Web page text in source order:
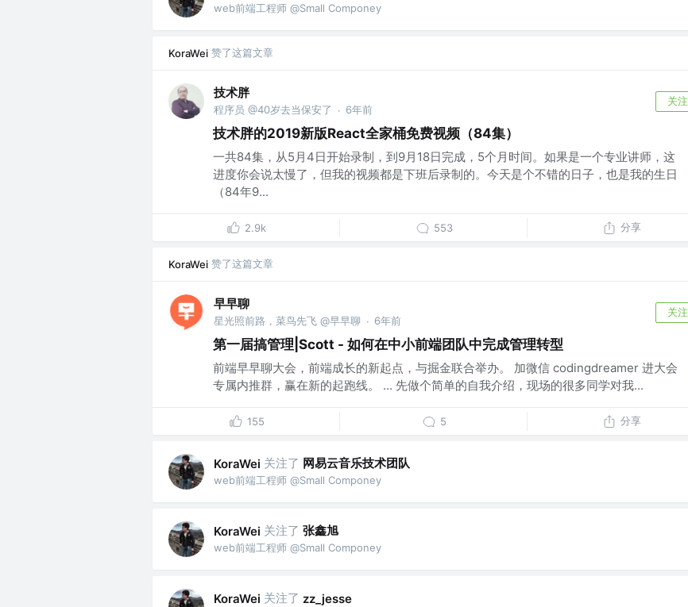
web前端工程师 @Small Componey
KoraWei 赞了这篇文章
技术胖
程序员 @40岁去当保安了 · 6年前
关注
技术胖的2019新版React全家桶免费视频（84集）
一共84集，从5月4日开始录制，到9月18日完成，5个月时间。如果是一个专业讲师，这
进度你会说太慢了，但我的视频都是下班后录制的。今天是个不错的日子，也是我的生日
（84年9...
2.9k 553 分享
KoraWei 赞了这篇文章
早早聊
星光照前路，菜鸟先飞 @早早聊 · 6年前
关注
第一届搞管理|Scott - 如何在中小前端团队中完成管理转型
前端早早聊大会，前端成长的新起点，与掘金联合举办。 加微信 codingdreamer 进大会
专属内推群，赢在新的起跑线。 ... 先做个简单的自我介绍，现场的很多同学对我...
155 5 分享
KoraWei 关注了 网易云音乐技术团队
web前端工程师 @Small Componey
KoraWei 关注了 张鑫旭
web前端工程师 @Small Componey
KoraWei 关注了 zz_jesse